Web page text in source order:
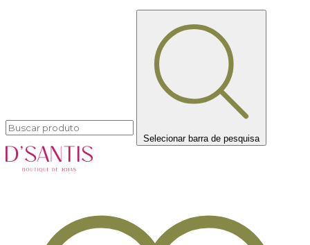
Selecionar barra de pesquisa